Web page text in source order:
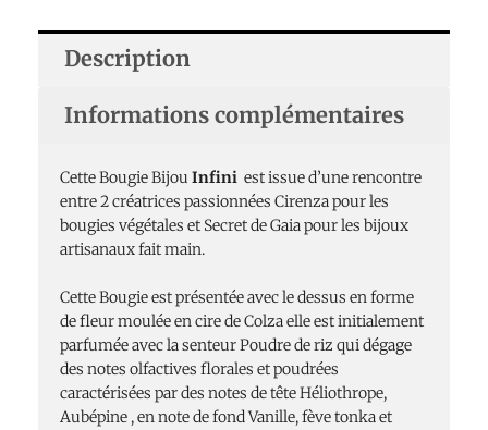
160g
Description
Informations complémentaires
Cette Bougie Bijou Infini est issue d’une rencontre
entre 2 créatrices passionnées Cirenza pour les
bougies végétales et Secret de Gaia pour les bijoux
artisanaux fait main.
Cette Bougie est présentée avec le dessus en forme
de fleur moulée en cire de Colza elle est initialement
parfumée avec la senteur Poudre de riz qui dégage
des notes olfactives florales et poudrées
caractérisées par des notes de tête Héliothrope,
Aubépine , en note de fond Vanille, fève tonka et